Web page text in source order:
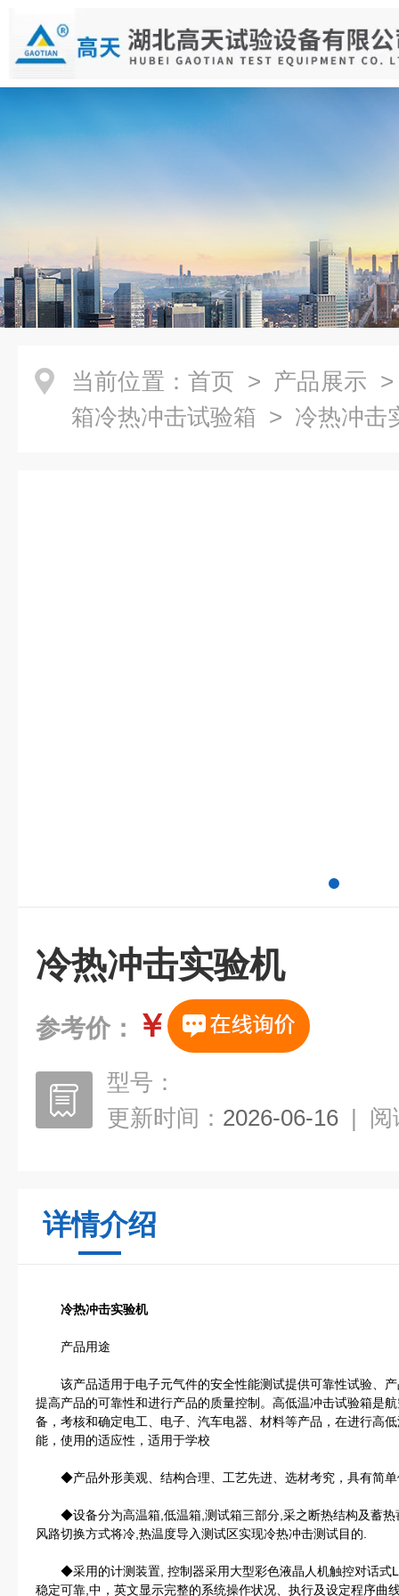
当前位置： 首页 > 产品展示
箱冷热冲击试验箱 > 冷热冲击
冷热冲击实验机
参考价： ￥
型号：
更新时间： 2026-06-16 | 阅
详情介绍
冷热冲击实验机
产品用途
该产品适用于电子元气件的安全性能测试提供可靠性试验、产
提高产品的可靠性和进行产品的质量控制。高低温冲击试验箱是
备，考核和确定电工、电子、汽车电器、材料等产品，在进行高
能，使用的适应性，适用于学校
◆产品外形美观、结构合理、工艺先进、选材考究，具有简单
◆设备分为高温箱,低温箱,测试箱三部分,采之断热结构及蓄热
风路切换方式将冷,热温度导入测试区实现冷热冲击测试目的.
◆采用的计测装置, 控制器采用大型彩色液晶人机触控对话式
稳定可靠,中，英文显示完整的系统操作状况、执行及设定程序曲